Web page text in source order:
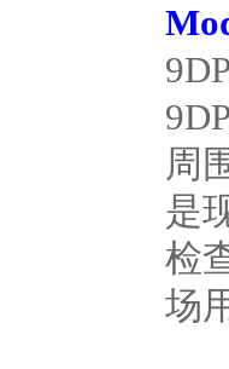
周
是
检
场